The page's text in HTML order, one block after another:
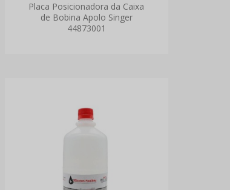
Placa Posicionadora da Caixa
de Bobina Apolo Singer
44873001